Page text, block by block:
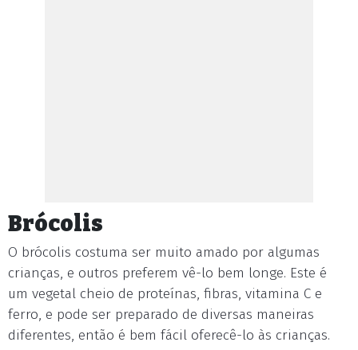
Brócolis
O brócolis costuma ser muito amado por algumas
crianças, e outros preferem vê-lo bem longe. Este é
um vegetal cheio de proteínas, fibras, vitamina C e
ferro, e pode ser preparado de diversas maneiras
diferentes, então é bem fácil oferecê-lo às crianças.